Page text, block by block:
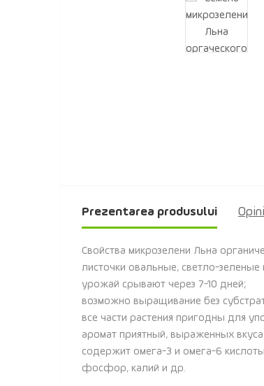
Prezentarea produsului
Свойства микрозелени Льна
листочки овальные, светло-зеленые
урожай срывают через 7-10 дней;
возможно выращивание без
все части растения пригодны для
аромат приятный, выраженных вкуса
содержит омега-3 и омега-6
фосфор, калий и др.